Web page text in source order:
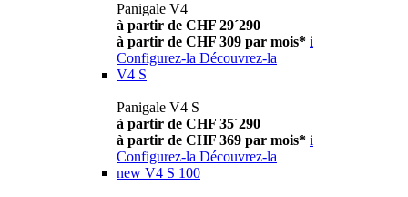
Panigale V4
à partir de CHF 29´290
à partir de CHF 309 par mois* i
Configurez-la Découvrez-la
V4 S
Panigale V4 S
à partir de CHF 35´290
à partir de CHF 369 par mois* i
Configurez-la Découvrez-la
new V4 S 100